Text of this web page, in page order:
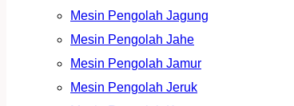
Mesin Pengolah Jagung
Mesin Pengolah Jahe
Mesin Pengolah Jamur
Mesin Pengolah Jeruk